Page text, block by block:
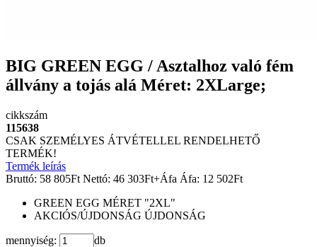
BIG GREEN EGG / Asztalhoz való fém
állvány a tojás alá Méret: 2XLarge;
cikkszám
115638
CSAK SZEMÉLYES ÁTVÉTELLEL RENDELHETŐ
TERMÉK!
Termék leírás
Bruttó: 58 805Ft Nettó: 46 303Ft+Áfa Áfa: 12 502Ft
GREEN EGG MÉRET "2XL"
AKCIÓS/ÚJDONSÁG ÚJDONSÁG
mennyiség: db